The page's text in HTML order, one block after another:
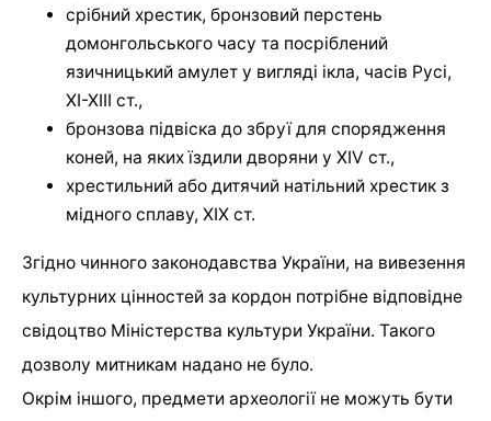
срібний хрестик, бронзовий перстень
домонгольського часу та посріблений
язичницький амулет у вигляді ікла, часів Русі,
ХІ-ХІІІ ст.,
бронзова підвіска до збруї для спорядження
коней, на яких їздили дворяни у XIV ст.,
хрестильний або дитячий натільний хрестик з
мідного сплаву, ХІХ ст.
Згідно чинного законодавства України, на вивезення
культурних цінностей за кордон потрібне відповідне
свідоцтво Міністерства культури України. Такого
дозволу митникам надано не було.
Окрім іншого, предмети археології не можуть бути